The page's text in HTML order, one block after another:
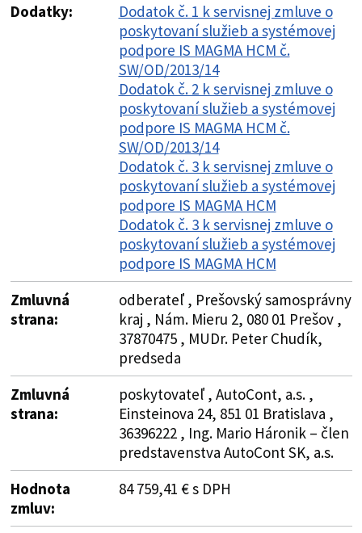
Dodatky:
Dodatok č. 1 k servisnej zmluve o
poskytovaní služieb a systémovej
podpore IS MAGMA HCM č.
SW/OD/2013/14
Dodatok č. 2 k servisnej zmluve o
poskytovaní služieb a systémovej
podpore IS MAGMA HCM č.
SW/OD/2013/14
Dodatok č. 3 k servisnej zmluve o
poskytovaní služieb a systémovej
podpore IS MAGMA HCM
Dodatok č. 3 k servisnej zmluve o
poskytovaní služieb a systémovej
podpore IS MAGMA HCM
Zmluvná
strana:
odberateľ , Prešovský samosprávny
kraj , Nám. Mieru 2, 080 01 Prešov ,
37870475 , MUDr. Peter Chudík,
predseda
Zmluvná
strana:
poskytovateľ , AutoCont, a.s. ,
Einsteinova 24, 851 01 Bratislava ,
36396222 , Ing. Mario Háronik – člen
predstavenstva AutoCont SK, a.s.
Hodnota
zmluv:
84 759,41 € s DPH